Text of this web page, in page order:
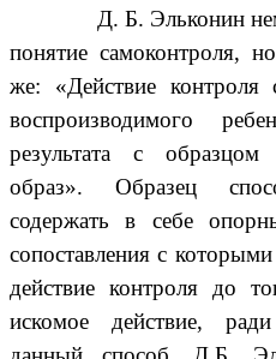
Д. Б. Эльконин
понятие самоконтроля,
же: «Действие контроля
воспроизводимого
результата с образцом
образ». Образец
содержать в себе
сопоставления с
действие контроля до
искомое действие,